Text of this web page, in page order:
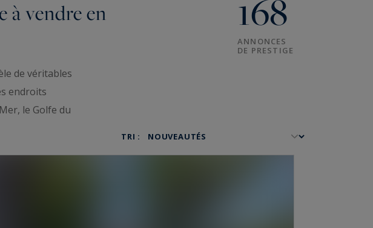
à vendre en
168
ANNONCES
DE PRESTIGE
de véritables
endroits
le Golfe du
? Nos
vous
TRI :